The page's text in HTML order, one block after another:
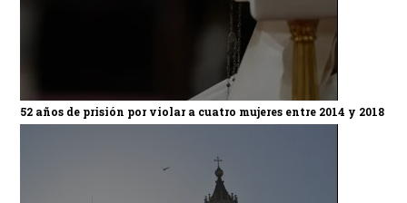
52 años de prisión por violar a cuatro mujeres entre 2014 y 2018